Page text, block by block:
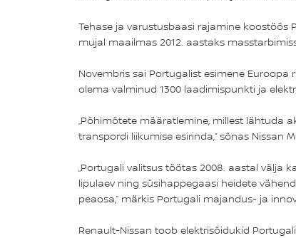
Tehase ja varustusbaasi rajamine koostöös
mujal maailmas 2012. aastaks
Novembris sai Portugalist esimene Euroopa
olema valminud 1300 laadimispunkti ja
„Põhimõtete määratlemine, millest lähtuda
transpordi liikumise esirinda,“ sõnas Nissan
„Portugali valitsus töötas 2008. aastal välja
lipulaev ning süsihappegaasi heidete
peaosa,” märkis Portugali majandus- ja
Renault-Nissan toob elektrisõidukid